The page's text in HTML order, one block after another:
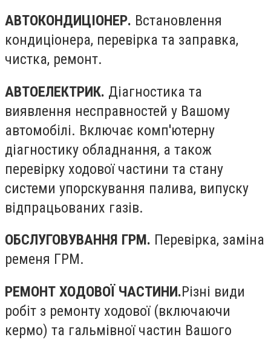
АВТОКОНДИЦІОНЕР. Встановлення
кондиціонера, перевірка та заправка,
чистка, ремонт.
АВТОЕЛЕКТРИК. Діагностика та
виявлення несправностей у Вашому
автомобілі. Включає комп'ютерну
діагностику обладнання, а також
перевірку ходової частини та стану
системи упорскування палива, випуску
відпрацьованих газів.
ОБСЛУГОВУВАННЯ ГРМ. Перевірка, заміна
ременя ГРМ.
РЕМОНТ ХОДОВОЇ ЧАСТИНИ.Різні види
робіт з ремонту ходової (включаючи
кермо) та гальмівної частин Вашого